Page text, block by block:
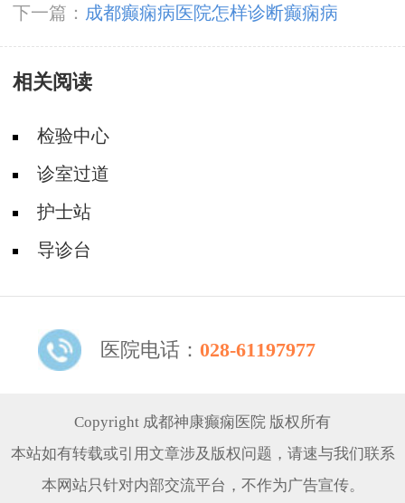
下一篇： 成都癫痫病医院怎样诊断癫痫病
相关阅读
检验中心
诊室过道
护士站
导诊台
医院电话： 028-61197977
Copyright 成都神康癫痫医院 版权所有
本站如有转载或引用文章涉及版权问题，请速与我们联系
本网站只针对内部交流平台，不作为广告宣传。